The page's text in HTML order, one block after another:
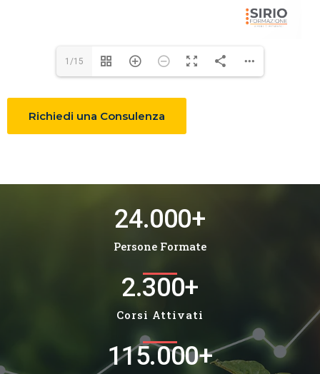
1/15
Richiedi una Consulenza
24.000+
Persone Formate
2.300+
Corsi Attivati
115.000+